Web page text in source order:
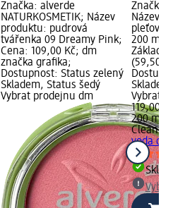
Značka: alverde
NATURKOSMETIK; Název
produktu: pudrová
tvářenka 09 Dreamy Pink;
Cena: 109,00 Kč; dm
značka grafika;
Dostupnost: Status zelený
Skladem, Status šedý
Vybrat prodejnu dm
Značka:
Název
pleťová
200 ml;
(59,50
Vybrat
119,00
200 ml
Clean &
voda